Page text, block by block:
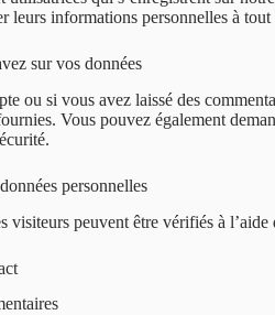
leurs informations personnelles à
sur vos données
ou si vous avez laissé des
Vous pouvez également
personnelles
visiteurs peuvent être vérifiés à